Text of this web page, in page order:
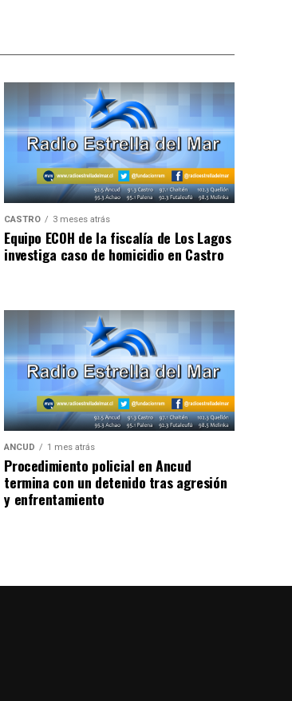
CASTRO 3 meses atrás
Equipo ECOH de la fiscalía de Los Lagos
investiga caso de homicidio en Castro
ANCUD 1 mes atrás
Procedimiento policial en Ancud
termina con un detenido tras agresión
y enfrentamiento